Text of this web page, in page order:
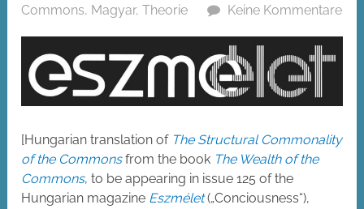
Commons, Magyar,Theorie Keine Kommentare
[Hungarian translation of The Structural Commonality
of the Commonsfrom the book The Wealth of the
Commons, to be appearing in issue 125 of the
Hungarian magazine Eszmélet(„Conciousness“),